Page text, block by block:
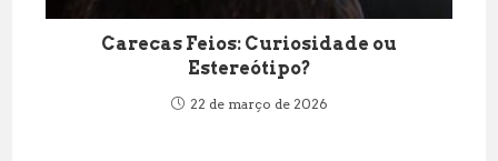
Carecas Feios: Curiosidade ou
Estereótipo?
22 de março de 2026